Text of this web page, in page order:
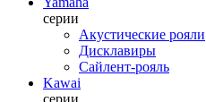
серии
Акустические рояли
Дисклавиры
Сайлент-рояль
Kawai
серии